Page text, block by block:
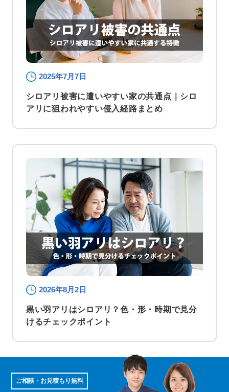
2025年7月7日
シロアリ被害に遭いやすい家の共通点｜シロ
アリに狙われやすい侵入経路まとめ
2026年8月2日
黒い羽アリはシロアリ？色・形・時期で見分
けるチェックポイント
ご相談・お見積もり無料